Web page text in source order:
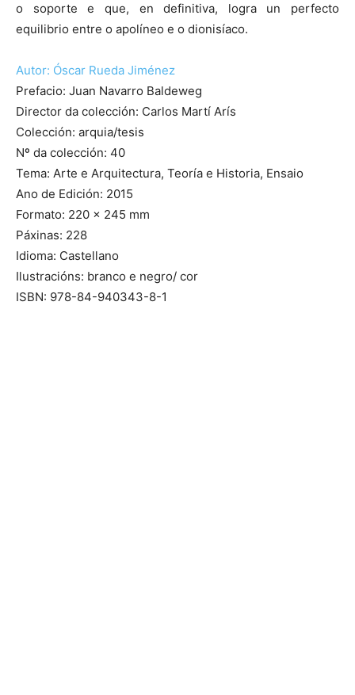
o soporte e que, en definitiva, logra un perfecto
equilibrio entre o apolíneo e o dionisíaco.
Autor: Óscar Rueda Jiménez
Prefacio: Juan Navarro Baldeweg
Director da colección: Carlos Martí Arís
Colección: arquia/tesis
Nº da colección: 40
Tema: Arte e Arquitectura, Teoría e Historia, Ensaio
Ano de Edición: 2015
Formato: 220 x 245 mm
Páxinas: 228
Idioma: Castellano
Ilustracións: branco e negro/ cor
ISBN: 978-84-940343-8-1